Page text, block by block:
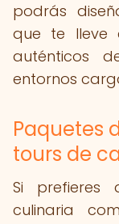
podrás
que te lleve
auténticos
entornos
Paquetes
tours de
Si prefieres
culinaria